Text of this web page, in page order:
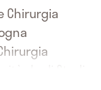
Chirurgia